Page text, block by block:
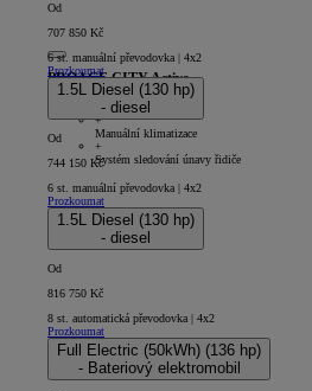
PROACE CITY Active
5D - Panel Van Short
+
Manuální klimatizace
+
Systém sledování únavy řidiče
Od
707 850 Kč
6 st. manuální převodovka | 4x2
Prozkoumat
1.5L Diesel (130 hp)
- diesel
Od
744 150 Kč
6 st. manuální převodovka | 4x2
Prozkoumat
1.5L Diesel (130 hp)
- diesel
Od
816 750 Kč
8 st. automatická převodovka | 4x2
Prozkoumat
Full Electric (50kWh) (136 hp)
- Bateriový elektromobil